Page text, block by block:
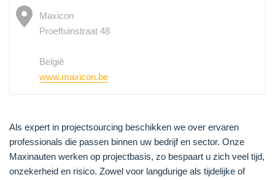
Maxicon
Proeftuinstraat 48
België
www.maxicon.be
Als expert in projectsourcing beschikken we over ervaren
professionals die passen binnen uw bedrijf en sector. Onze
Maxinauten werken op projectbasis, zo bespaart u zich veel tijd,
onzekerheid en risico. Zowel voor langdurige als tijdelijke of